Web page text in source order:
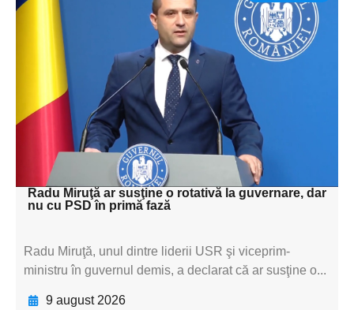
Adaugă aici textul pentru
subtitluAdaugă aici
textul pentru
subtitluAdaugă aici
textul pentru
subtitluAdaugă aici
textul pentru subti
Radu Miruţă ar susţine o rotativă la guvernare, dar
nu cu PSD în primă fază
Radu Miruţă, unul dintre liderii USR şi viceprim-
ministru în guvernul demis, a declarat că ar susţine o...
9 august 2026